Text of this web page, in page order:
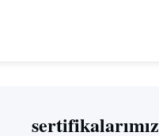
sertifikalarımız